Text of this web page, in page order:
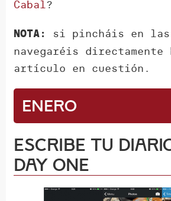
Cabal?
NOTA:
si pincháis en las
navegaréis
artículo en cuestión.
Enero
Escribe tu
Day One